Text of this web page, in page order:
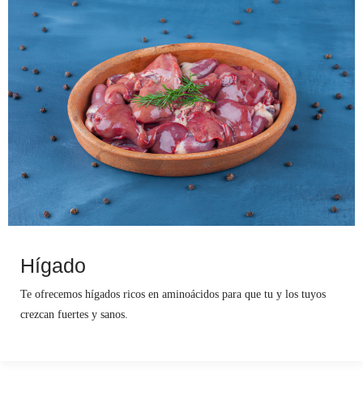
Hígado
Te ofrecemos hígados ricos en aminoácidos para que tu y los tuyos
crezcan fuertes y sanos.